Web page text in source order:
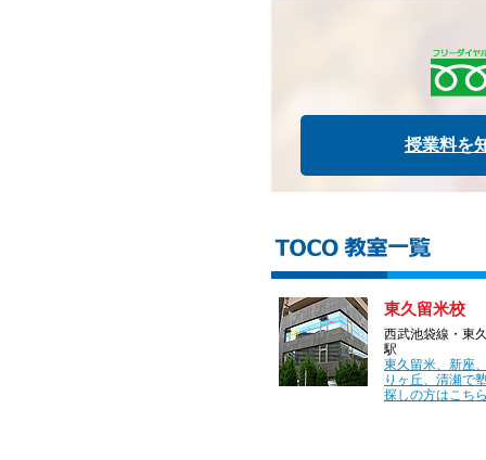
授業料を
東久留米校
西武池袋線・東
駅
東久留米、新座
りヶ丘、清瀬で
探しの方はこち